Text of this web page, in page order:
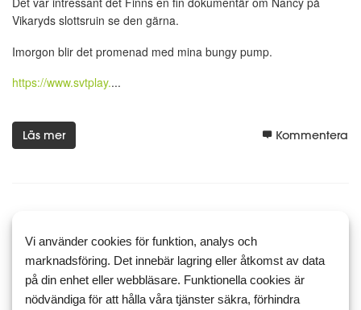
Vikaryds slottsruin se den gärna.
Imorgon blir det promenad med mina bungy pump.
https://www.svtplay....
Läs mer Kommentera
Arbetat hela helgen
Vi använder cookies för funktion, analys och
marknadsföring. Det innebär lagring eller åtkomst av data
på din enhet eller webbläsare. Funktionella cookies är
nödvändiga för att hålla våra tjänster säkra, förhindra